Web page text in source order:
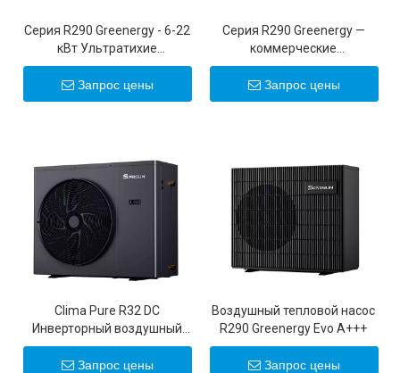
Серия R290 Greenergy - 6-22
кВт Ультратихие
инверторные воздушные
тепловые насосы
постоянного тока 20 кВт 22
Запрос цены
Серия R290 Greenergy —
коммерческие
инверторные тепловые
насосы мощностью 50
кВт/100 кВт
Запрос цены
Clima Pure R32 DC
Инверторный воздушный
тепловой насос
Запрос цены
Воздушный тепловой насос
R290 Greenergy Evo A+++
Запрос цены